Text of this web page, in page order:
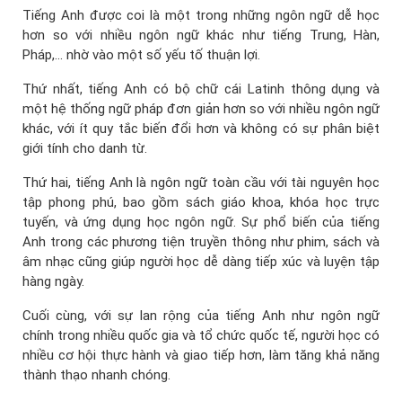
Tiếng Anh được coi là một trong những ngôn ngữ dễ học
hơn so với nhiều ngôn ngữ khác như tiếng Trung, Hàn,
Pháp,... nhờ vào một số yếu tố thuận lợi.
Thứ nhất, tiếng Anh có bộ chữ cái Latinh thông dụng và
một hệ thống ngữ pháp đơn giản hơn so với nhiều ngôn ngữ
khác, với ít quy tắc biến đổi hơn và không có sự phân biệt
giới tính cho danh từ.
Thứ hai, tiếng Anh là ngôn ngữ toàn cầu với tài nguyên học
tập phong phú, bao gồm sách giáo khoa, khóa học trực
tuyến, và ứng dụng học ngôn ngữ. Sự phổ biến của tiếng
Anh trong các phương tiện truyền thông như phim, sách và
âm nhạc cũng giúp người học dễ dàng tiếp xúc và luyện tập
hàng ngày.
Cuối cùng, với sự lan rộng của tiếng Anh như ngôn ngữ
chính trong nhiều quốc gia và tổ chức quốc tế, người học có
nhiều cơ hội thực hành và giao tiếp hơn, làm tăng khả năng
thành thạo nhanh chóng.